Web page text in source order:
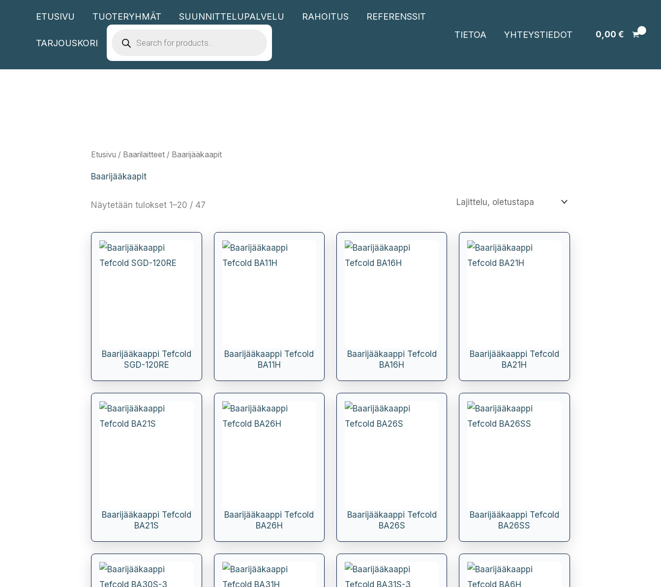
ETUSIVU TUOTERYHMÄT SUUNNITTELUPALVELU RAHOITUS REFERENSSIT
TARJOUSKORI
SEARCH
TIETOA YHTEYSTIEDOT 0,00 €
Etusivu / Baarilaitteet / Baarijääkaapit
Baarijääkaapit
Näytetään tulokset 1–20 / 47
Baarijääkaappi Tefcold
SGD-120RE
Baarijääkaappi Tefcold
BA11H
Baarijääkaappi Tefcold
BA16H
Baarijääkaappi Tefcold
BA21H
Baarijääkaappi Tefcold
BA21S
Baarijääkaappi Tefcold
BA26H
Baarijääkaappi Tefcold
BA26S
Baarijääkaappi Tefcold
BA26SS